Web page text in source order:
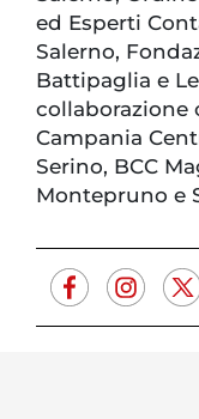
ed Esperti
Salerno,
Battipaglia e
collaborazione
Campania
Serino, BCC
Montepruno e